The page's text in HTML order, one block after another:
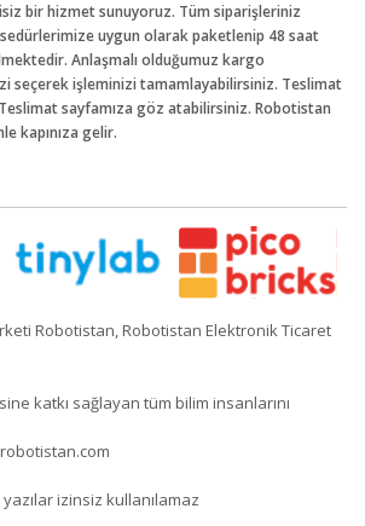
bir hizmet sunuyoruz. Tüm siparişleriniz
uygun olarak paketlenip 48 saat
Anlaşmalı olduğumuz kargo
seçerek işleminizi tamamlayabilirsiniz. Teslimat
sayfamıza göz atabilirsiniz. Robotistan
kapınıza gelir.
Robotistan, Robotistan Elektronik Ticaret
katkı sağlayan tüm bilim insanlarını
izinsiz kullanılamaz